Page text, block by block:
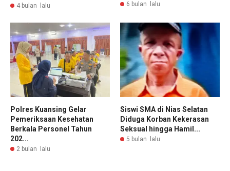
4 bulan lalu 6 bulan lalu
Polres Kuansing Gelar
Pemeriksaan Kesehatan
Berkala Personel Tahun
202...
2 bulan lalu
Siswi SMA di Nias Selatan
Diduga Korban Kekerasan
Seksual hingga Hamil...
5 bulan lalu